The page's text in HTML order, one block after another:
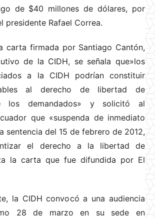
de $40 millones de dólares, por
presidente Rafael Correa.
carta firmada por Santiago Cantón,
de la CIDH, se señala que»los
a la CIDH podrían constituir
al derecho de libertad de
los demandados» y solicitó al
que «suspenda de inmediato
sentencia del 15 de febrero de 2012,
el derecho a la libertad de
la carta que fue difundida por El
la CIDH convocó a una audiencia
28 de marzo en su sede en